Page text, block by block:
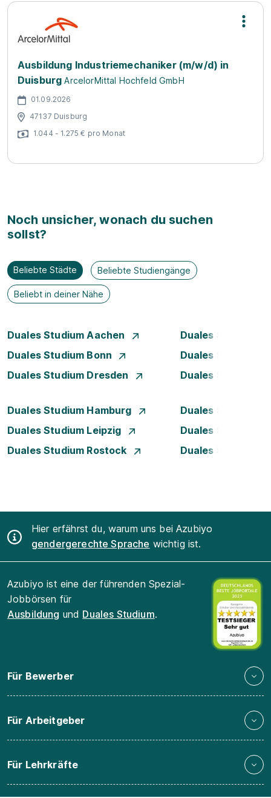
Ausbildung Industriemechaniker (m/w/d) in
Duisburg ArcelorMittal Hochfeld GmbH
01.09.2026
47137 Duisburg
1.044 - 1.275 € pro Monat
Noch unsicher, wonach du suchen
sollst?
Beliebte Städte Beliebte Studiengänge
Beliebt in deiner Nähe
Duales Studium Aachen
Duales Studium
Duales Studium Bonn
Duales Studium
Duales Studium Dresden
Duales Studium
Duales Studium Hamburg
Duales Studium
Duales Studium Leipzig
Duales Studium
Duales Studium Rostock
Duales Studium
Hier erfährst du, warum uns bei Azubiyo
gendergerechte Sprache wichtig ist.
Azubiyo ist eine der führenden Spezial-
Jobbörsen für
Ausbildung und Duales Studium.
Für Bewerber
Für Arbeitgeber
Für Lehrkräfte